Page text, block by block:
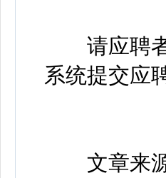
请应聘者
系统提交应
文章来源